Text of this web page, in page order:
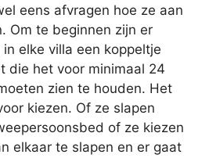
eens afvragen hoe ze aan
Om te beginnen zijn er
in elke villa een koppeltje
die het voor minimaal 24
zien te houden. Het
kiezen. Of ze slapen
of ze kiezen
elkaar te slapen en er gaat